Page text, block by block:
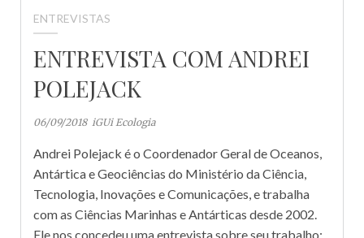
ENTREVISTAS
ENTREVISTA COM ANDREI
POLEJACK
06/09/2018 iGUi Ecologia
Andrei Polejack é o Coordenador Geral de Oceanos,
Antártica e Geociências do Ministério da Ciência,
Tecnologia, Inovações e Comunicações, e trabalha
com as Ciências Marinhas e Antárticas desde 2002.
Ele nos concedeu uma entrevista sobre seu trabalho: